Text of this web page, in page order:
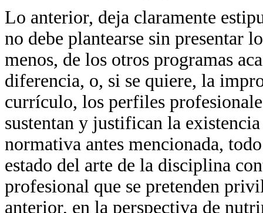
Lo anterior, deja claramente
no debe plantearse sin presentar
menos, de los otros programas
diferencia, o, si se quiere, la
currículo, los perfiles
sustentan y justifican la
normativa antes mencionada,
estado del arte de la disciplina
profesional que se pretenden
anterior, en la perspectiva de